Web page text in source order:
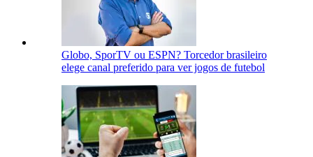
Globo, SporTV ou ESPN? Torcedor brasileiro
elege canal preferido para ver jogos de futebol